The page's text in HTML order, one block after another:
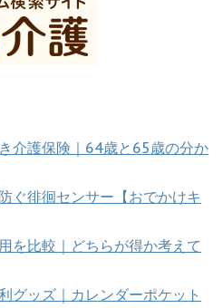
介護保険｜64歳と65歳の分か
ぐ徘徊センサー【おでかけキ
を比較｜どちらが得か考えて
グッズ｜カレンダーポケット